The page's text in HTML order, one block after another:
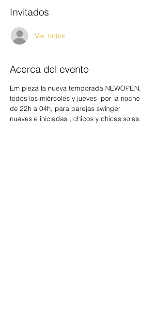
Invitados
Ver todos
Acerca del evento
Em pieza la nueva temporada NEWOPEN,
todos los miércoles y jueves  por la noche
de 22h a 04h, para parejas swinger
nueves e iniciadas , chicos y chicas solas.